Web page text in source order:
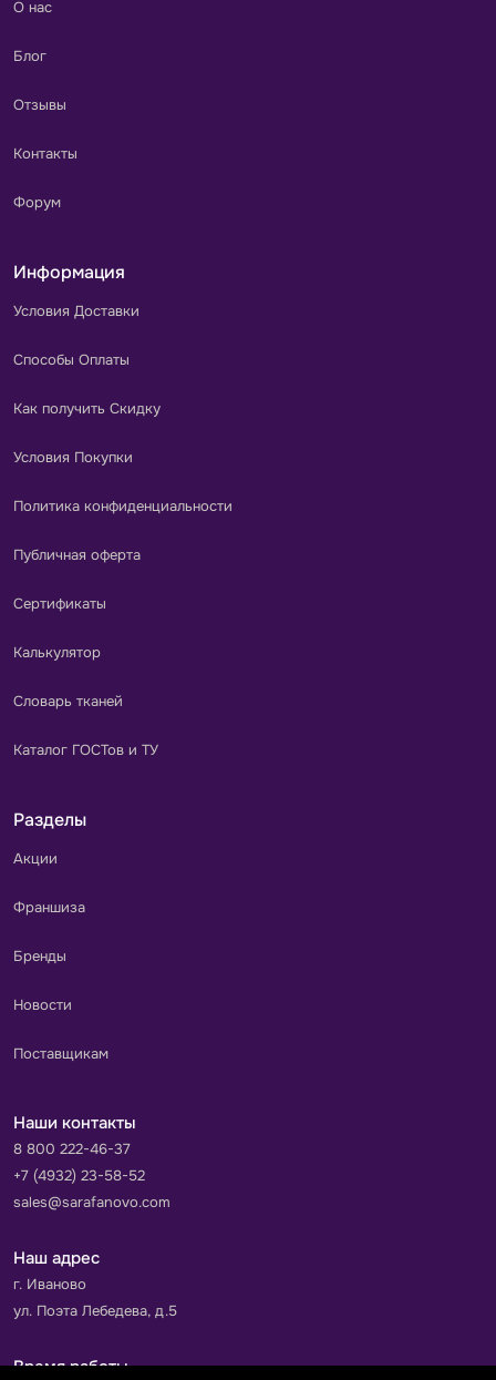
О нас
Блог
Отзывы
Контакты
Форум
Информация
Условия Доставки
Способы Оплаты
Как получить Скидку
Условия Покупки
Политика конфиденциальности
Публичная оферта
Сертификаты
Калькулятор
Словарь тканей
Каталог ГОСТов и ТУ
Разделы
Акции
Франшиза
Бренды
Новости
Поставщикам
Наши контакты
8 800 222-46-37
+7 (4932) 23-58-52
sales@sarafanovo.com
Наш адрес
г. Иваново
ул. Поэта Лебедева, д.5
Время работы